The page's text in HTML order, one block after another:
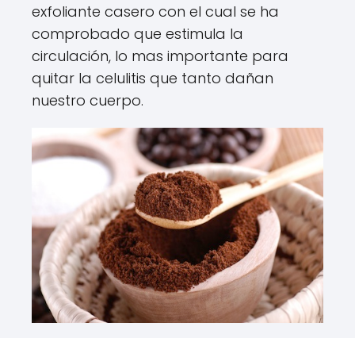
exfoliante casero con el cual se ha
comprobado que estimula la
circulación, lo mas importante para
quitar la celulitis que tanto dañan
nuestro cuerpo.